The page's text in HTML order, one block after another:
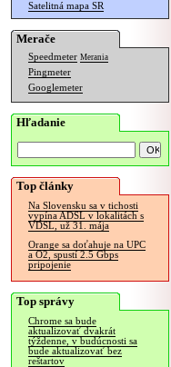
Satelitná mapa SR
Merače
Speedmeter Merania
Pingmeter
Googlemeter
Hľadanie
Top články
Na Slovensku sa v tichosti
vypína ADSL v lokalitách s
VDSL, už 31. mája
Orange sa doťahuje na UPC
a O2, spustí 2.5 Gbps
pripojenie
Top správy
Chrome sa bude
aktualizovať dvakrát
týždenne, v budúcnosti sa
bude aktualizovať bez
reštartov